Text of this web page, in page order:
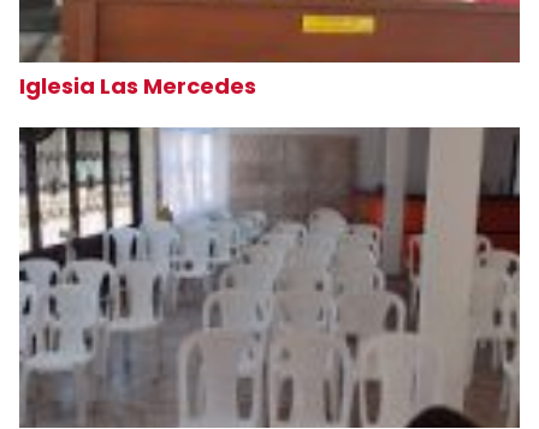
Iglesia Las Mercedes